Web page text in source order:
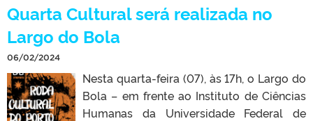
Quarta Cultural será realizada no
Largo do Bola
06/02/2024
Nesta quarta-feira (07), às 17h, o Largo do
Bola – em frente ao Instituto de Ciências
Humanas da Universidade Federal de